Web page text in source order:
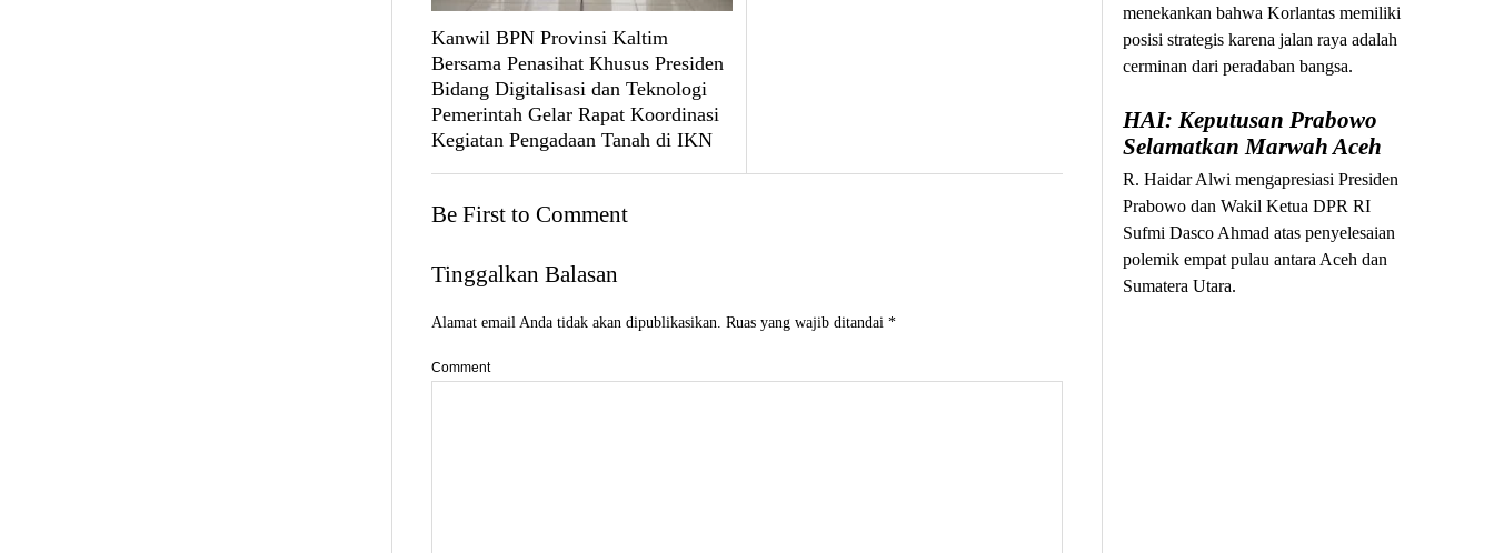
Kanwil BPN Provinsi Kaltim
Bersama Penasihat Khusus Presiden
Bidang Digitalisasi dan Teknologi
Pemerintah Gelar Rapat Koordinasi
Kegiatan Pengadaan Tanah di IKN
Be First to Comment
Tinggalkan Balasan
Alamat email Anda tidak akan dipublikasikan. Ruas yang wajib ditandai *
Comment
menekankan bahwa Korlantas memiliki
posisi strategis karena jalan raya adalah
cerminan dari peradaban bangsa.
HAI: Keputusan Prabowo
Selamatkan Marwah Aceh
R. Haidar Alwi mengapresiasi Presiden
Prabowo dan Wakil Ketua DPR RI
Sufmi Dasco Ahmad atas penyelesaian
polemik empat pulau antara Aceh dan
Sumatera Utara.